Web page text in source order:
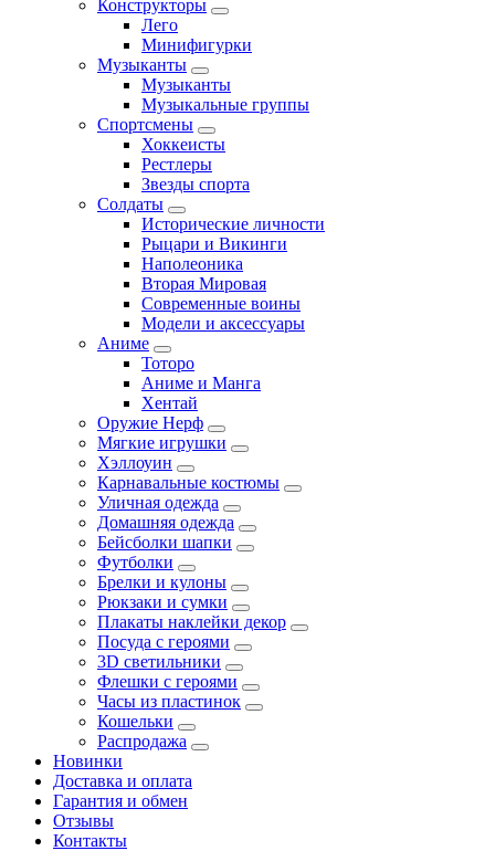
Конструкторы
Лего
Минифигурки
Музыканты
Музыканты
Музыкальные группы
Спортсмены
Хоккеисты
Рестлеры
Звезды спорта
Солдаты
Исторические личности
Рыцари и Викинги
Наполеоника
Вторая Мировая
Современные воины
Модели и аксессуары
Аниме
Тоторо
Аниме и Манга
Хентай
Оружие Нерф
Мягкие игрушки
Хэллоуин
Карнавальные костюмы
Уличная одежда
Домашняя одежда
Бейсболки шапки
Футболки
Брелки и кулоны
Рюкзаки и сумки
Плакаты наклейки декор
Посуда с героями
3D светильники
Флешки с героями
Часы из пластинок
Кошельки
Распродажа
Новинки
Доставка и оплата
Гарантия и обмен
Отзывы
Контакты